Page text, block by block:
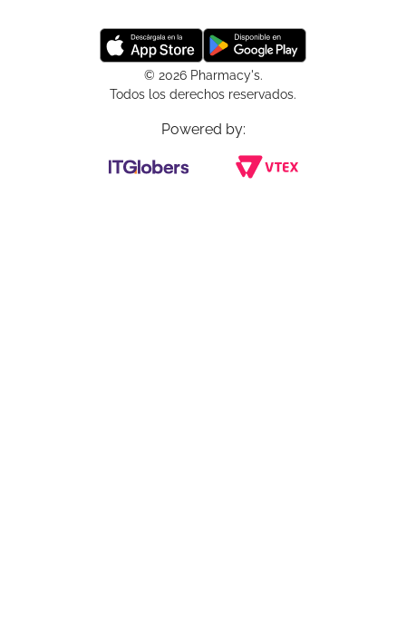
© 2026 Pharmacy's.
Todos los derechos reservados.
Powered by: